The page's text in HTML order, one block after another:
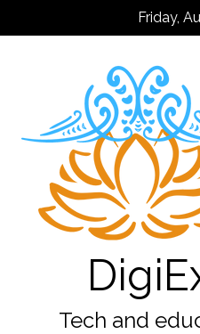
Friday,
Tech and